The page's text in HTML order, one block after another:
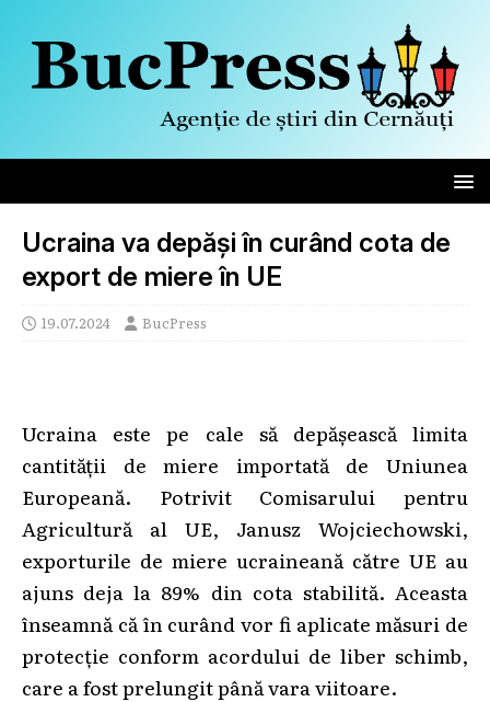
Ucraina va depăși în curând cota de
export de miere în UE
19.07.2024 BucPress
Ucraina este pe cale să depășească limita
cantității de miere importată de Uniunea
Europeană. Potrivit Comisarului pentru
Agricultură al UE, Janusz Wojciechowski,
exporturile de miere ucraineană către UE au
ajuns deja la 89% din cota stabilită. Aceasta
înseamnă că în curând vor fi aplicate măsuri de
protecție conform acordului de liber schimb,
care a fost prelungit până vara viitoare.